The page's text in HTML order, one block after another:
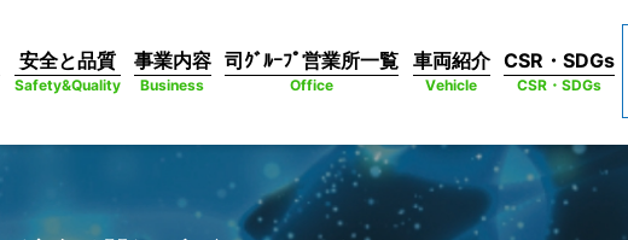
安全と品質
Safety&Quality
事業内容
Business
司ｸﾞﾙｰﾌﾟ営業所一覧
Office
車両紹介
Vehicle
CSR・SDGs
CSR・SDGs